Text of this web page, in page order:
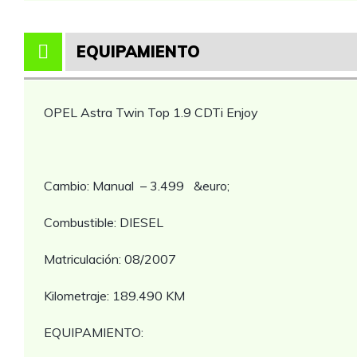
EQUIPAMIENTO
OPEL Astra Twin Top 1.9 CDTi Enjoy
Cambio: Manual – 3.499 &euro;
Combustible: DIESEL
Matriculación: 08/2007
Kilometraje: 189.490 KM
EQUIPAMIENTO: